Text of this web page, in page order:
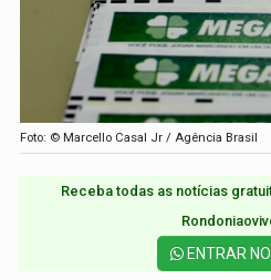
Foto: © Marcello Casal Jr / Agência Brasil
Receba todas as notícias
ENTRAR